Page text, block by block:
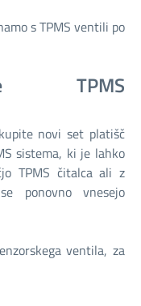
s TPMS ventili po
TPMS
novi set platišč
sistema, ki je lahko
TPMS čitalca ali z
ponovno vnesejo
ventila, za